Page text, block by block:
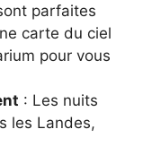
parfaites
carte du ciel
pour vous
: Les nuits
les Landes,